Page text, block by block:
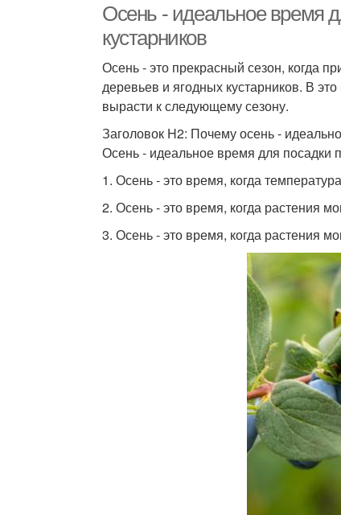
Осень - идеальное время
кустарников
Осень - это прекрасный сезон, когда
деревьев и ягодных кустарников. В
вырасти к следующему сезону.
Заголовок H2: Почему осень -
Осень - идеальное время для посадки
1. Осень - это время, когда
2. Осень - это время, когда растения
3. Осень - это время, когда растения